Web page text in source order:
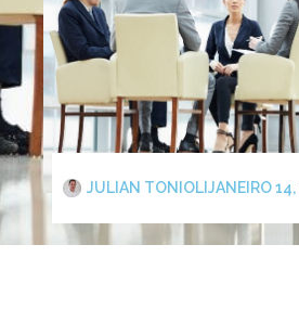
JULIAN TONIOLI JANEIRO